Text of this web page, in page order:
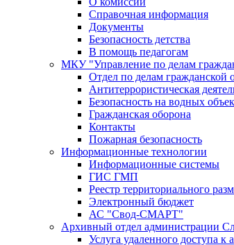
Справочная информация
Документы
Безопасность детства
В помощь педагогам
МКУ "Управление по делам
Отдел по делам гражданской
Антитеррористическая
Безопасность на водных
Гражданская оборона
Контакты
Пожарная безопасность
Информационные технологии
Информационные системы
ГИС ГМП
Реестр территориального
Электронный бюджет
АС "Свод-СМАРТ"
Архивный отдел администрации
Услуга удаленного доступа